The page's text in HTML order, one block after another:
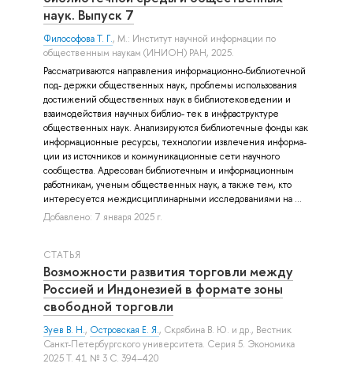
наук. Выпуск 7
Философова Т. Г., М.: Институт научной информации по
общественным наукам (ИНИОН) РАН, 2025.
Рассматриваются направления информационно-библиотечной
под- держки общественных наук, проблемы использования
достижений общественных наук в библиотековедении и
взаимодействия научных библио- тек в инфраструктуре
общественных наук. Анализируются библиотечные фонды как
информационные ресурсы, технологии извлечения информа-
ции из источников и коммуникационные сети научного
сообщества. Адресован библиотечным и информационным
работникам, ученым общественных наук, а также тем, кто
интересуется междисциплинарными исследованиями на ...
Добавлено: 7 января 2025 г.
СТАТЬЯ
Возможности развития торговли между
Россией и Индонезией в формате зоны
свободной торговли
Зуев В. Н., Островская Е. Я., Скрябина В. Ю. и др., Вестник
Санкт-Петербургского университета. Серия 5. Экономика
2025 Т. 41 № 3 С. 394–420